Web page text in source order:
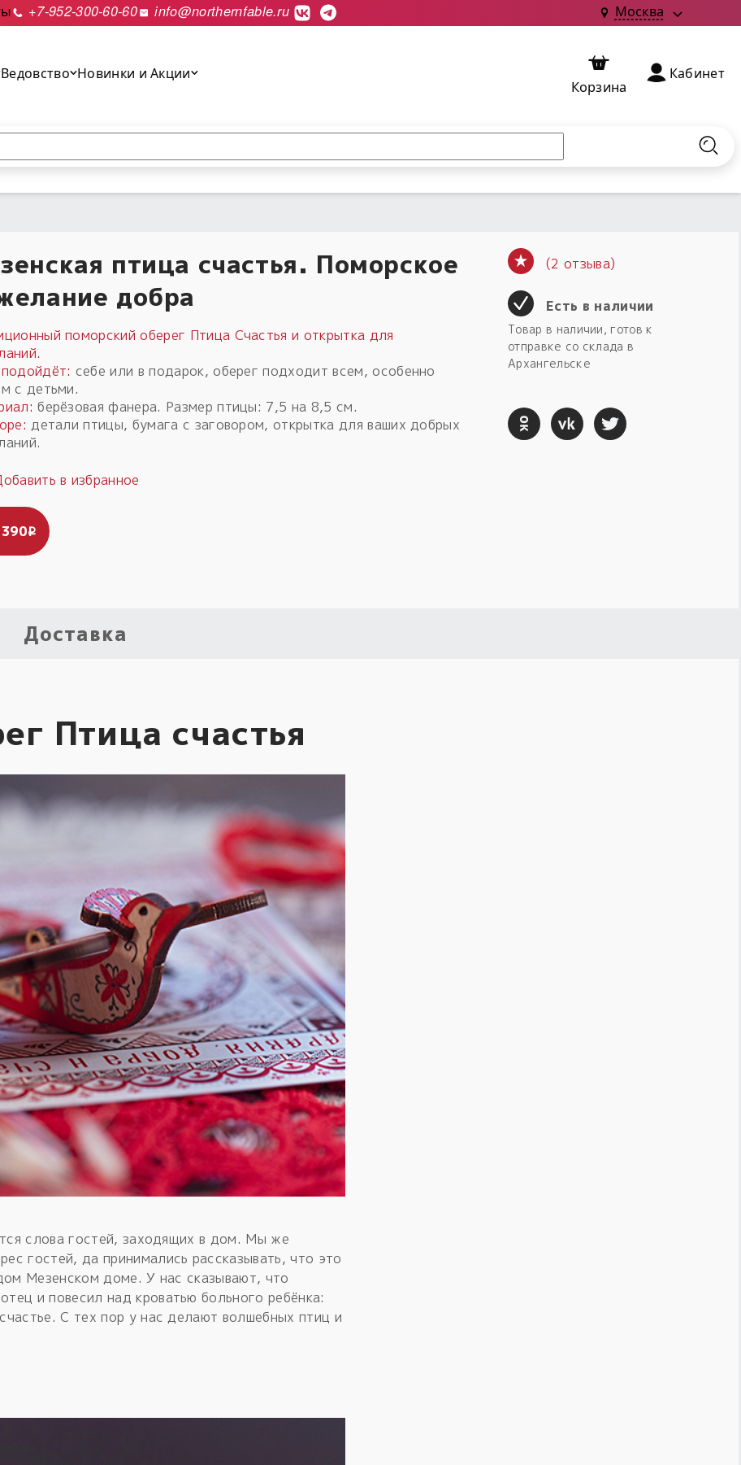
+7-952-300-60-60 info@northernfable.ru Москва
Ведовство Новинки и Акции
Корзина
Кабинет
птица счастья. Поморское
добра
поморский оберег Птица Счастья и открытка для
себе или в подарок, оберег подходит всем, особенно
с детьми.
берёзовая фанера. Размер птицы: 7,5 на 8,5 см.
детали птицы, бумага с заговором, открытка для ваших добрых
390i
(2 отзыва)
Есть в наличии
Товар в наличии, готов к
отправке со склада в
Архангельске
Доставка
Птица счастья
слова гостей, заходящих в дом. Мы же
гостей, да принимались рассказывать, что это
Мезенском доме. У нас сказывают, что
и повесил над кроватью больного ребёнка:
С тех пор у нас делают волшебных птиц и